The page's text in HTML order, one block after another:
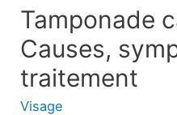
Tamponade
Causes,
traitement
Visage